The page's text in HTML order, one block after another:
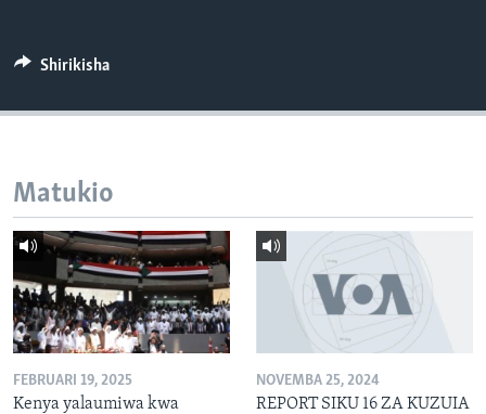
Shirikisha
Matukio
FEBRUARI 19, 2025
Kenya yalaumiwa kwa
NOVEMBA 25, 2024
REPORT SIKU 16 ZA KUZUIA